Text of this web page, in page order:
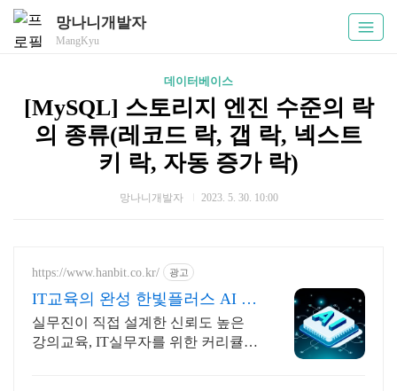
망나니개발자
MangKyu
데이터베이스
[MySQL] 스토리지 엔진 수준의 락
의 종류(레코드 락, 갭 락, 넥스트
키 락, 자동 증가 락)
망나니개발자 2023. 5. 30. 10:00
https://www.hanbit.co.kr/ 광고
IT교육의 완성 한빛플러스 AI 실
전 학습의 정석
실무진이 직접 설계한 신뢰도 높은
강의교육, IT실무자를 위한 커리큘럼